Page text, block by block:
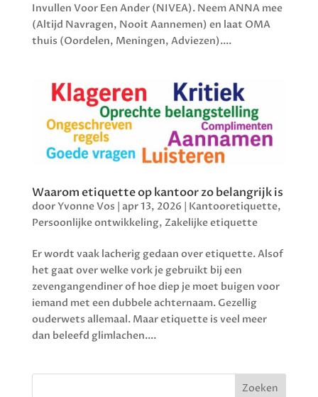
Invullen Voor Een Ander (NIVEA). Neem ANNA mee
(Altijd Navragen, Nooit Aannemen) en laat OMA
thuis (Oordelen, Meningen, Adviezen)....
Waarom etiquette op kantoor zo belangrijk is
doorYvonne Vos apr 13, 2026 Kantooretiquette,
Persoonlijke ontwikkeling, Zakelijke etiquette
Er wordt vaak lacherig gedaan over etiquette. Alsof
het gaat over welke vork je gebruikt bij een
zevengangendiner of hoe diep je moet buigen voor
iemand met een dubbele achternaam. Gezellig
ouderwets allemaal. Maar etiquette is veel meer
dan beleefd glimlachen....